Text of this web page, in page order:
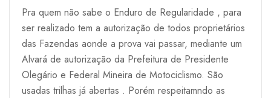
Pra quem não sabe o Enduro de Regularidade , para
ser realizado tem a autorização de todos proprietários
das Fazendas aonde a prova vai passar, mediante um
Alvará de autorização da Prefeitura de Presidente
Olegário e Federal Mineira de Motociclismo. São
usadas trilhas já abertas . Porém respeitamndo as